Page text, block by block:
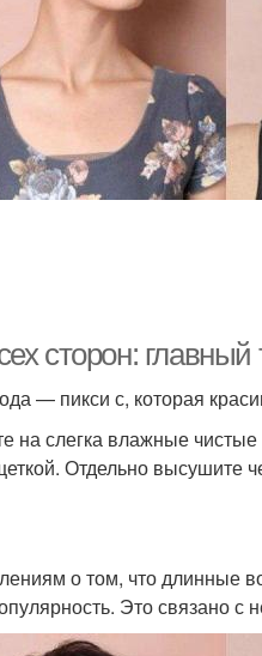
сторон: главный
— пикси с, которая
на слегка влажные
Отдельно высушите
о том, что длинные
Это связано с